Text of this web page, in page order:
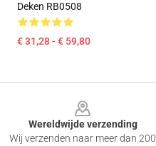
Deken RB0508
€ 31,28 - € 59,80
Wereldwijde verzending
Wij verzenden naar meer dan 200